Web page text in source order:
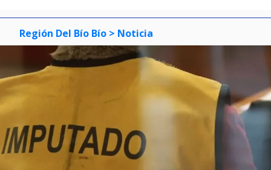
Región Del Bío Bío > Noticia